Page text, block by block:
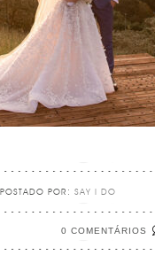
POSTADO POR: SAY I DO
0 COMENTÁRIOS